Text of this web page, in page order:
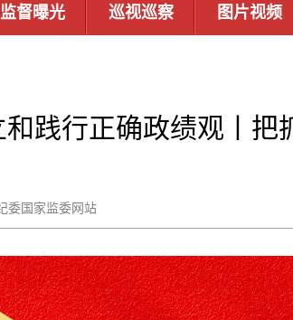
监督曝光 巡视巡察 图片视频
和践行正确政绩观丨
委国家监委网站